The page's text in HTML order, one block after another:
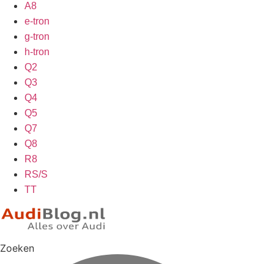
A8
e-tron
g-tron
h-tron
Q2
Q3
Q4
Q5
Q7
Q8
R8
RS/S
TT
Zoeken